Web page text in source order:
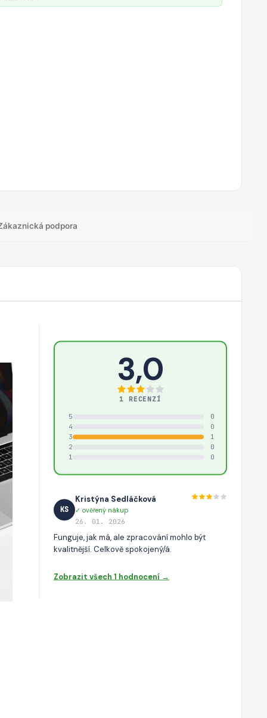
podpora
3,0
1 RECENZÍ
5
0
4
0
3
1
2
0
1
0
KS
Kristýna Sedláčková
✓ ověřený nákup
26. 01. 2026
Funguje, jak má, ale zpracování mohlo být
kvalitnější. Celkově spokojený/á.
Zobrazit všech 1 hodnocení →